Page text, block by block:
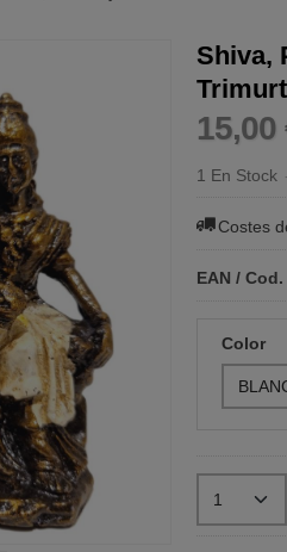
Shiva,
15,00
1 En Stock
Costes
EAN /
Color